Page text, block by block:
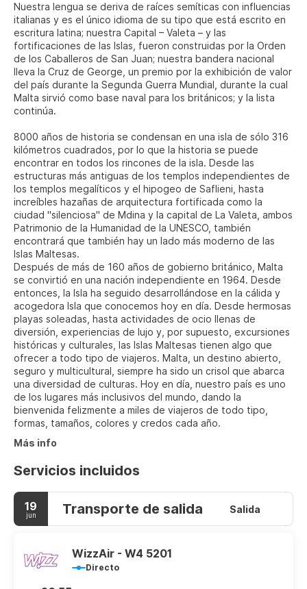
Nuestra lengua se deriva de raíces semíticas con influencias
italianas y es el único idioma de su tipo que está escrito en
escritura latina; nuestra Capital – Valeta – y las
fortificaciones de las Islas, fueron construidas por la Orden
de los Caballeros de San Juan; nuestra bandera nacional
lleva la Cruz de George, un premio por la exhibición de valor
del país durante la Segunda Guerra Mundial, durante la cual
Malta sirvió como base naval para los británicos; y la lista
continúa.
8000 años de historia se condensan en una isla de sólo 316
kilómetros cuadrados, por lo que la historia se puede
encontrar en todos los rincones de la isla. Desde las
estructuras más antiguas de los templos independientes de
los templos megalíticos y el hipogeo de Saflieni, hasta
increíbles hazañas de arquitectura fortificada como la
ciudad "silenciosa" de Mdina y la capital de La Valeta, ambos
Patrimonio de la Humanidad de la UNESCO, también
encontrará que también hay un lado más moderno de las
Islas Maltesas.
Después de más de 160 años de gobierno británico, Malta
se convirtió en una nación independiente en 1964. Desde
entonces, la Isla ha seguido desarrollándose en la cálida y
acogedora Isla que conocemos hoy en día. Desde hermosas
playas soleadas, hasta actividades de ocio llenas de
diversión, experiencias de lujo y, por supuesto, excursiones
históricas y culturales, las Islas Maltesas tienen algo que
ofrecer a todo tipo de viajeros. Malta, un destino abierto,
seguro y multicultural, siempre ha sido un crisol que abarca
una diversidad de culturas. Hoy en día, nuestro país es uno
de los lugares más inclusivos del mundo, dando la
bienvenida felizmente a miles de viajeros de todo tipo,
Más info
Servicios incluidos
19
jun Transporte de salida Salida
WizzAir - W4 5201
Directo